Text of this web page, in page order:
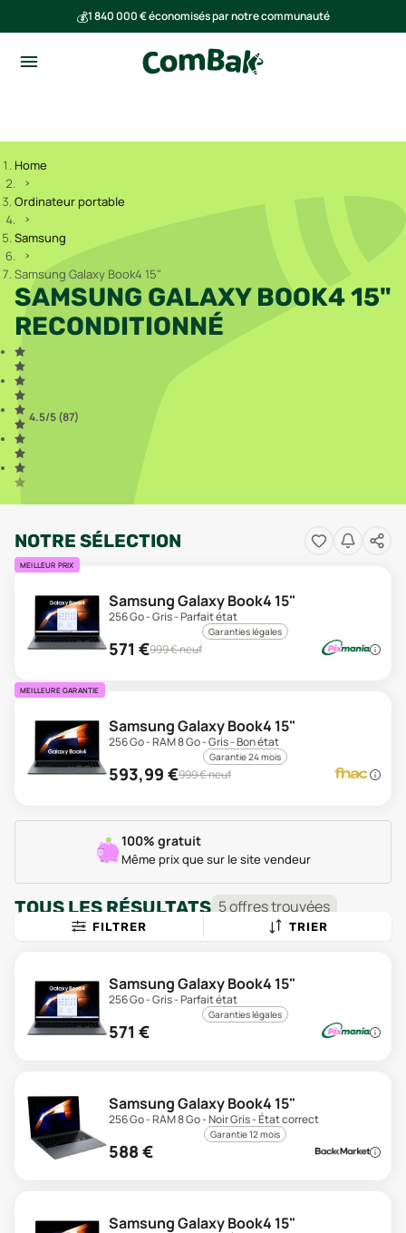
💰1 840 000 € économisés par notre communauté
Home
Ordinateur portable
Samsung
Samsung Galaxy Book4 15"
SAMSUNG GALAXY BOOK4 15"
RECONDITIONNÉ
4.5/5 (87)
NOTRE SÉLECTION
MEILLEUR PRIX
Samsung Galaxy Book4 15"
256 Go - Gris - Parfait état
Garanties légales
571 €999€ neuf
MEILLEURE GARANTIE
Samsung Galaxy Book4 15"
256 Go - RAM 8 Go - Gris - Bon état
Garantie 24 mois
593,99 €999€ neuf
100% gratuit
Même prix que sur le site vendeur
TOUS LES RÉSULTATS 5offrestrouvées
FILTRER TRIER
Samsung Galaxy Book4 15"
256 Go - Gris - Parfait état
Garanties légales
571 €
Samsung Galaxy Book4 15"
256 Go - RAM 8 Go - Noir Gris - État correct
Garantie 12 mois
588 €
Samsung Galaxy Book4 15"